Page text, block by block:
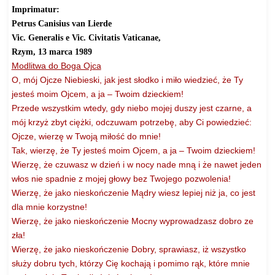
Imprimatur:
Petrus Canisius van Lierde
Vic. Generalis e Vic. Civitatis Vaticanae,
Rzym, 13 marca 1989
Modlitwa do Boga Ojca
O, mój Ojcze Niebieski, jak jest słodko i miło wiedzieć, że Ty
jesteś moim Ojcem, a ja – Twoim dzieckiem!
Przede wszystkim wtedy, gdy niebo mojej duszy jest czarne, a
mój krzyż zbyt ciężki, odczuwam potrzebę, aby Ci powiedzieć:
Ojcze, wierzę w Twoją miłość do mnie!
Tak, wierzę, że Ty jesteś moim Ojcem, a ja – Twoim dzieckiem!
Wierzę, że czuwasz w dzień i w nocy nade mną i że nawet jeden
włos nie spadnie z mojej głowy bez Twojego pozwolenia!
Wierzę, że jako nieskończenie Mądry wiesz lepiej niż ja, co jest
dla mnie korzystne!
Wierzę, że jako nieskończenie Mocny wyprowadzasz dobro ze
zła!
Wierzę, że jako nieskończenie Dobry, sprawiasz, iż wszystko
służy dobru tych, którzy Cię kochają i pomimo rąk, które mnie